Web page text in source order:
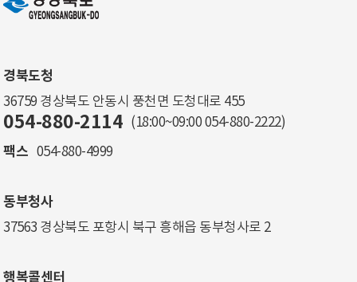
경북도청
36759 경상북도 안동시 풍천면 도청대로 455
054-880-2114 (18:00~09:00 054-880-2222)
팩스 054-880-4999
동부청사
37563 경상북도 포항시 북구 흥해읍 동부청사로 2
행복콜센터